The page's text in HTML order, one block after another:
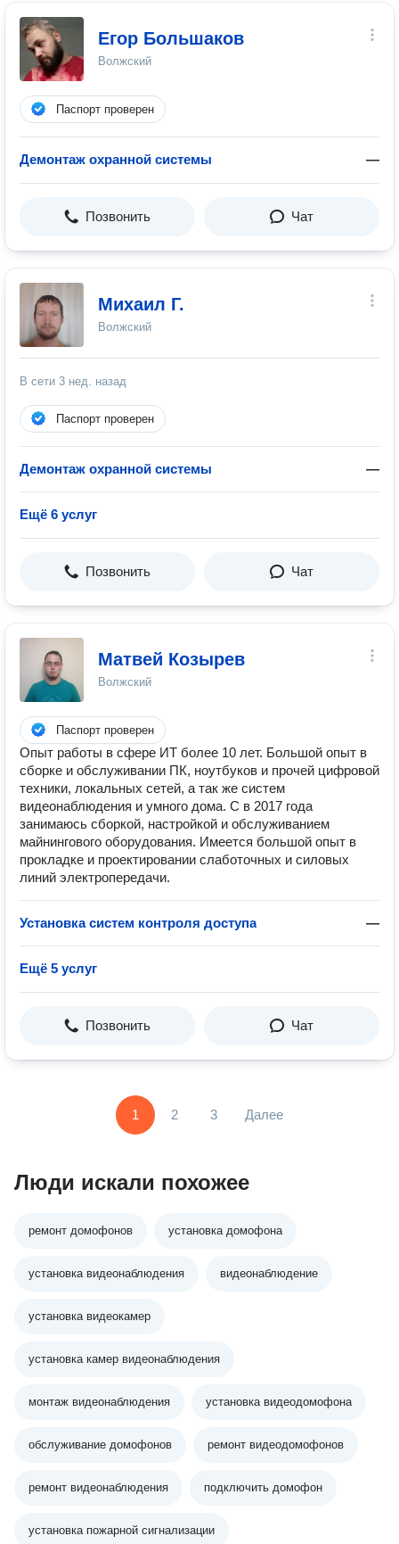
Егор Большаков
Волжский
Паспорт проверен
Демонтаж охранной системы —
Позвонить Чат
Михаил Г.
Волжский
В сети 3 нед. назад
Паспорт проверен
Демонтаж охранной системы —
Ещё 6 услуг
Позвонить Чат
Матвей Козырев
Волжский
Паспорт проверен
Опыт работы в сфере ИТ более 10 лет. Большой опыт в
сборке и обслуживании ПК, ноутбуков и прочей цифровой
техники, локальных сетей, а так же систем
видеонаблюдения и умного дома. С в 2017 года
занимаюсь сборкой, настройкой и обслуживанием
майнингового оборудования. Имеется большой опыт в
прокладке и проектировании слаботочных и силовых
линий электропередачи.
Установка систем контроля доступа —
Ещё 5 услуг
Позвонить Чат
1 2 3 Далее
Люди искали похожее
ремонт домофонов установка домофона
установка видеонаблюдения видеонаблюдение
установка видеокамер
установка камер видеонаблюдения
монтаж видеонаблюдения установка видеодомофона
обслуживание домофонов ремонт видеодомофонов
ремонт видеонаблюдения подключить домофон
установка пожарной сигнализации